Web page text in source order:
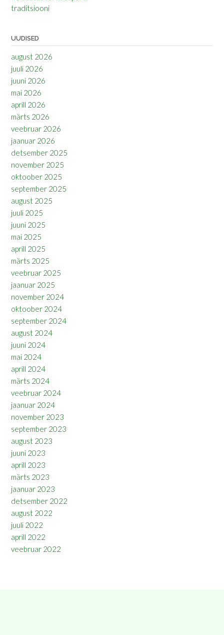
traditsiooni
UUDISED
august 2026
juuli 2026
juuni 2026
mai 2026
aprill 2026
märts 2026
veebruar 2026
jaanuar 2026
detsember 2025
november 2025
oktoober 2025
september 2025
august 2025
juuli 2025
juuni 2025
mai 2025
aprill 2025
märts 2025
veebruar 2025
jaanuar 2025
november 2024
oktoober 2024
september 2024
august 2024
juuni 2024
mai 2024
aprill 2024
märts 2024
veebruar 2024
jaanuar 2024
november 2023
september 2023
august 2023
juuni 2023
aprill 2023
märts 2023
jaanuar 2023
detsember 2022
august 2022
juuli 2022
aprill 2022
veebruar 2022